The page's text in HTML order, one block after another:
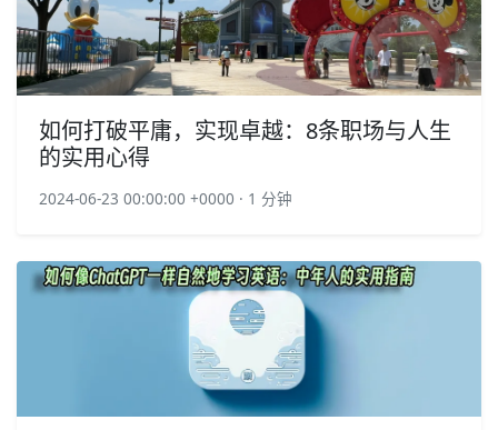
如何打破平庸，实现卓越：8条职场与人生
的实用心得
2024-06-23 00:00:00 +0000 · 1 分钟